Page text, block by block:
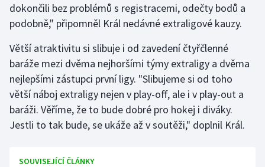
dokončili bez problémů s registracemi, odečty bodů a
podobně," připomněl Král nedávné extraligové kauzy.
Větší atraktivitu si slibuje i od zavedení čtyřčlenné
baráže mezi dvěma nejhoršími týmy extraligy a dvěma
nejlepšími zástupci první ligy. "Slibujeme si od toho
větší náboj extraligy nejen v play-off, ale i v play-out a
baráži. Věříme, že to bude dobré pro hokej i diváky.
Jestli to tak bude, se ukáže až v soutěži," doplnil Král.
SOUVISEJÍCÍ ČLÁNKY